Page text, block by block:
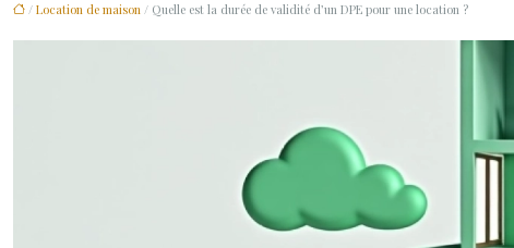
/ Location de maison / Quelle est la durée de validité d’un DPE pour une location ?